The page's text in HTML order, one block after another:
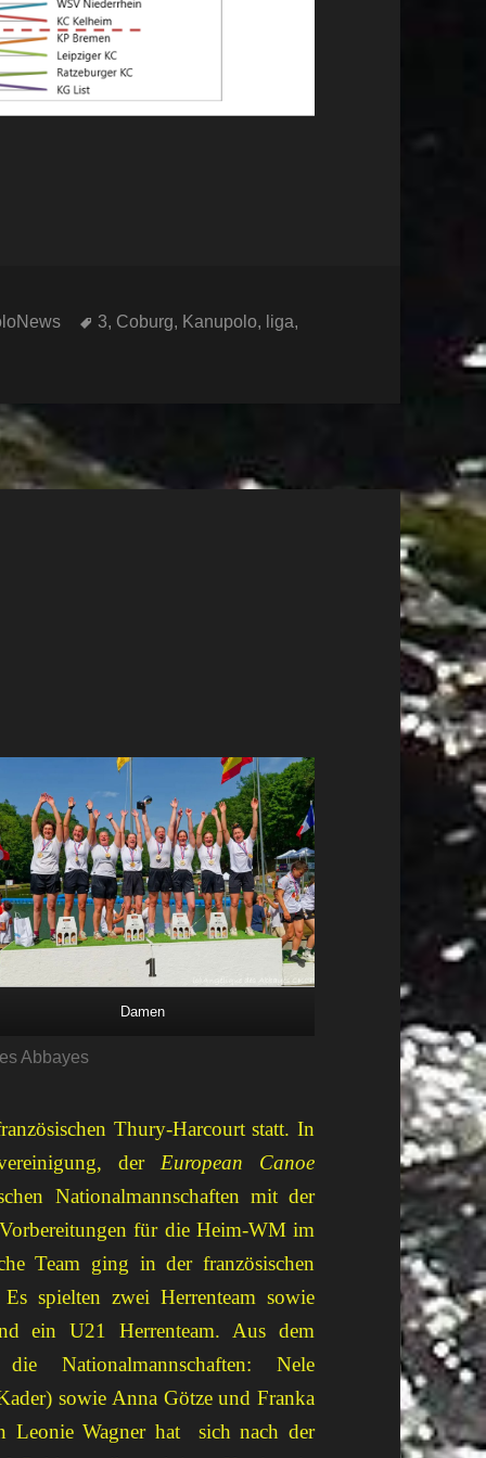
Schlagwörter
3, Coburg, Kanupolo, liga,
Damen
Abbayes
Thury-Harcourt statt. In
der European Canoe
Nationalmannschaften mit der
für die Heim-WM im
Team ging in der französischen
spielten zwei Herrenteam sowie
ein U21 Herrenteam. Aus dem
Nationalmannschaften: Nele
sowie Anna Götze und Franka
Leonie Wagner hat sich nach der